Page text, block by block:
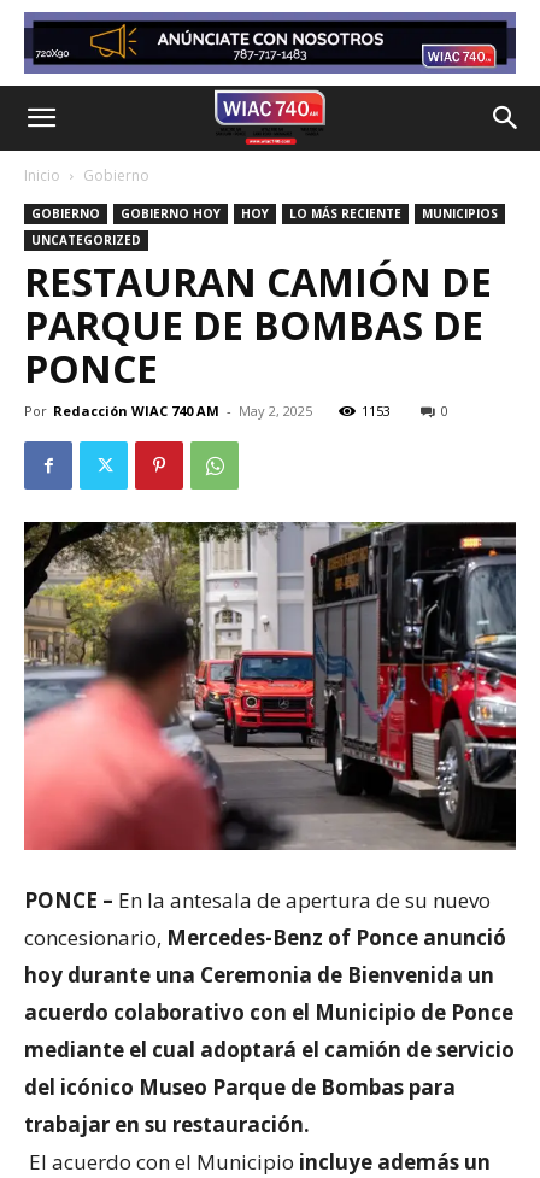
Inicio Gobierno
GOBIERNO GOBIERNO HOY HOY LO MÁS RECIENTE
MUNICIPIOS
UNCATEGORIZED
RESTAURAN CAMIÓN DE
PARQUE DE BOMBAS DE
PONCE
Por Redacción WIAC 740 AM - May 2, 2025 1153 0
PONCE – En la antesala de apertura de su nuevo
concesionario, Mercedes-Benz of Ponce anunció
hoy durante una Ceremonia de Bienvenida un
acuerdo colaborativo con el Municipio de Ponce
mediante el cual adoptará el camión de servicio
del icónico Museo Parque de Bombas para
trabajar en su restauración.
El acuerdo con el Municipio incluye además un